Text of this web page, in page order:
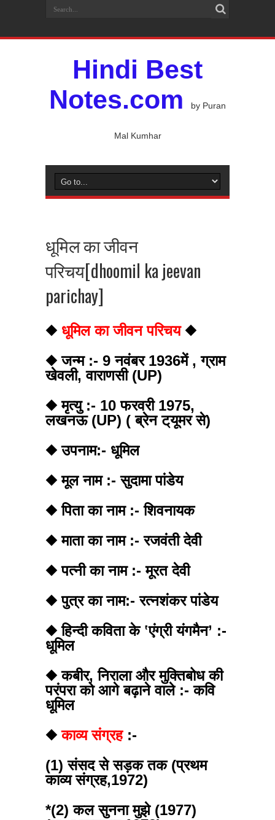
Hindi Best
Notes.com
by Puran
Mal Kumhar
धूमिल का जीवन
परिचय[dhoomil ka jeevan
parichay]
◆ धूमिल का जीवन परिचय◆
◆ जन्म :- 9 नवंबर 1936में , ग्राम
खेवली, वाराणसी (UP)
◆ मृत्यु :- 10 फरवरी 1975,
लखनऊ (UP) ( ब्रेन ट्‌यूमर से)
◆ उपनाम:- धूमिल
◆ मूल नाम :- सुदामा पांडेय
◆ पिता का नाम :- शिवनायक
◆ माता का नाम :- रजवंती देवी
◆ पत्नी का नाम :- मूरत देवी
◆ पुत्र का नाम:- रत्नशंकर पांडेय
◆ हिन्दी कविता के ‛एंग्री यंगमैन’ :-
धूमिल
◆ कबीर, निराला और मुक्तिबोध की
परंपरा को आगे बढ़ाने वाले :- कवि
धूमिल
◆काव्य संग्रह:-
(1) संसद से सड़क तक (प्रथम
काव्य संग्रह,1972)
*(2) कल सुनना मुझे (1977)